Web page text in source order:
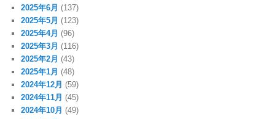
2025年6月 (137)
2025年5月 (123)
2025年4月 (96)
2025年3月 (116)
2025年2月 (43)
2025年1月 (48)
2024年12月 (59)
2024年11月 (45)
2024年10月 (49)